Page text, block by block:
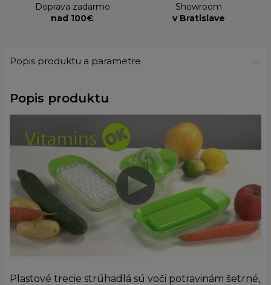
Doprava zadarmo
nad 100€
Showroom
v Bratislave
Popis produktu a parametre
Popis produktu
Plastové trecie strúhadlá sú voči potravinám šetrné,